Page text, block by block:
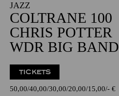
JAZZ
COLTRANE 100
CHRIS POTTER
WDR BIG BAND
TICKETS
50,00 40,00 30,00 20,00 15,00 - €